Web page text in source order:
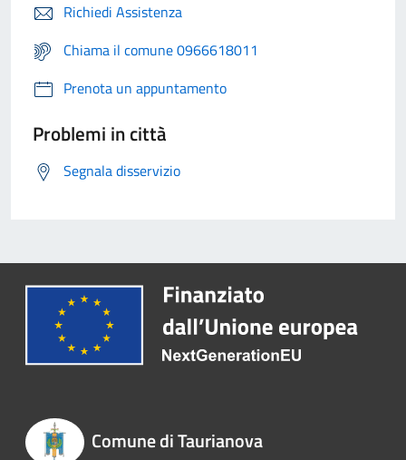
Richiedi Assistenza
Chiama il comune 0966618011
Prenota un appuntamento
Problemi in città
Segnala disservizio
Comune di Taurianova